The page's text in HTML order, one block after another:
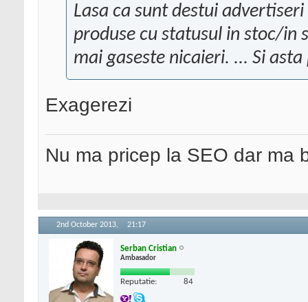
Lasa ca sunt destui
produse cu statusul in stoc/in
mai gaseste nicaieri. ... Si
Exagerezi
Nu ma pricep la SEO dar ma
2nd October 2013, 21:17
Serban Cristian
Ambasador
Reputatie: 84